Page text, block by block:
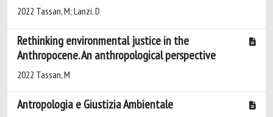
2022 Tassan, M; Lanzi, D
Rethinking environmental justice in the
Anthropocene. An anthropological perspective
2022 Tassan, M
Antropologia e Giustizia Ambientale